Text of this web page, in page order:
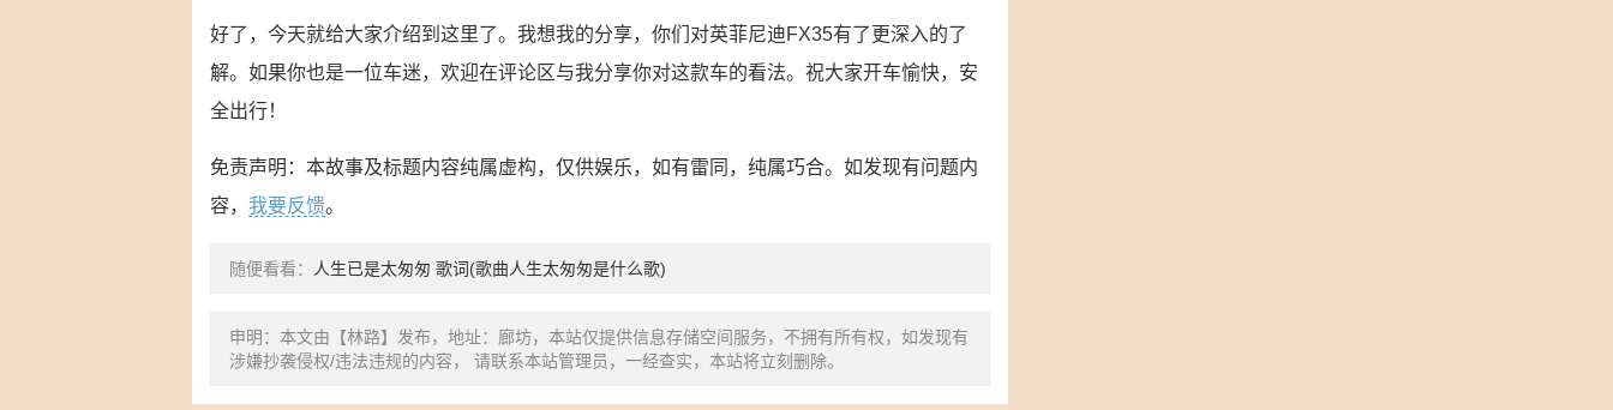
好了，今天就给大家介绍到这里了。我想我的分享，你们对英菲尼迪FX35有了更深入的了
解。如果你也是一位车迷，欢迎在评论区与我分享你对这款车的看法。祝大家开车愉快，安
全出行！
免责声明：本故事及标题内容纯属虚构，仅供娱乐，如有雷同，纯属巧合。如发现有问题内
容， 我要反馈。
随便看看： 人生已是太匆匆 歌词(歌曲人生太匆匆是什么歌)
申明：本文由【林路】发布，地址：廊坊，本站仅提供信息存储空间服务，不拥有所有权，如发现有
涉嫌抄袭侵权/违法违规的内容， 请联系本站管理员，一经查实，本站将立刻删除。